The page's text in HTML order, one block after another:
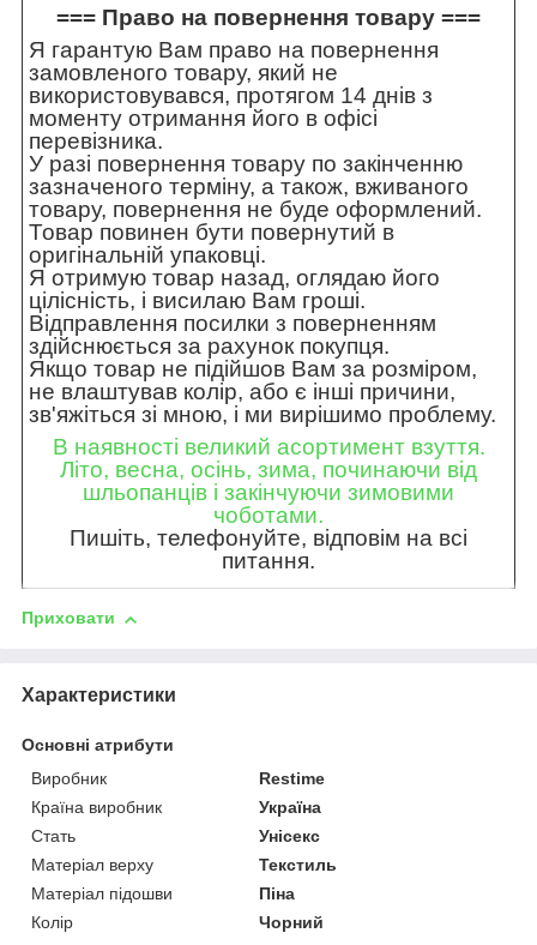
=== Право на повернення товару ===
Я гарантую Вам право на повернення
замовленого товару, який не
використовувався, протягом 14 днів з
моменту отримання його в офісі
перевізника.
У разі повернення товару по закінченню
зазначеного терміну, а також, вживаного
товару, повернення не буде оформлений.
Товар повинен бути повернутий в
оригінальній упаковці.
Я отримую товар назад, оглядаю його
цілісність, і висилаю Вам гроші.
Відправлення посилки з поверненням
здійснюється за рахунок покупця.
Якщо товар не підійшов Вам за розміром,
не влаштував колір, або є інші причини,
зв'яжіться зі мною, і ми вирішимо проблему.
В наявності великий асортимент взуття.
Літо, весна, осінь, зима, починаючи від
шльопанців і закінчуючи зимовими
чоботами.
Пишіть, телефонуйте, відповім на всі
питання.
Приховати
Характеристики
Основні атрибути
Виробник
Restime
Країна виробник
Україна
Стать
Унісекс
Матеріал верху
Текстиль
Матеріал підошви
Піна
Колір
Чорний